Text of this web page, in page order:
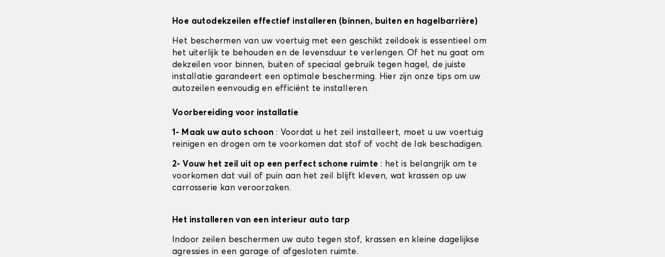
Hoe autodekzeilen effectief installeren (binnen, buiten en hagelbarrière)
Het beschermen van uw voertuig met een geschikt zeildoek is essentieel om
het uiterlijk te behouden en de levensduur te verlengen. Of het nu gaat om
dekzeilen voor binnen, buiten of speciaal gebruik tegen hagel, de juiste
installatie garandeert een optimale bescherming. Hier zijn onze tips om uw
autozeilen eenvoudig en efficiënt te installeren.
Voorbereiding voor installatie
1- Maak uw auto schoon: Voordat u het zeil installeert, moet u uw voertuig
reinigen en drogen om te voorkomen dat stof of vocht de lak beschadigen.
2- Vouw het zeil uit op een perfect schone ruimte : het is belangrijk om te
voorkomen dat vuil of puin aan het zeil blijft kleven, wat krassen op uw
carrosserie kan veroorzaken.
Het installeren van een interieur auto tarp
Indoor zeilen beschermen uw auto tegen stof, krassen en kleine dagelijkse
agressies in een garage of afgesloten ruimte.